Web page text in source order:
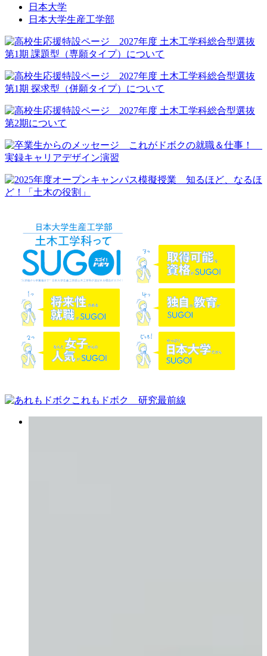
日本大学
日本大学生産工学部